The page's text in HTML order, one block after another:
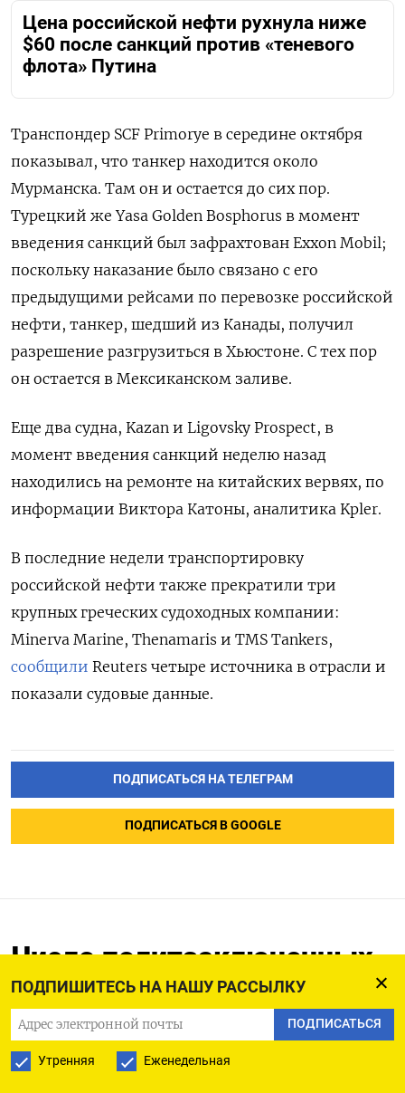
ПОДПИШИТЕСЬ НА НАШУ РАССЫЛКУ
ПОДПИСАТЬСЯ
Утренняя Еженедельная
Цена российской нефти рухнула ниже
$60 после санкций против «теневого
флота» Путина
Транспондер SCF Primorye в середине октября
показывал, что танкер находится около
Мурманска. Там он и остается до сих пор.
Турецкий же Yasa Golden Bosphorus в момент
введения санкций был зафрахтован Exxon Mobil;
поскольку наказание было связано с его
предыдущими рейсами по перевозке российской
нефти, танкер, шедший из Канады, получил
разрешение разгрузиться в Хьюстоне. С тех пор
он остается в Мексиканском заливе.
Еще два судна, Kazan и Ligovsky Prospect, в
момент введения санкций неделю назад
находились на ремонте на китайских вервях, по
информации Виктора Катоны, аналитика Kpler.
В последние недели транспортировку
российской нефти также прекратили три
крупных греческих судоходных компании:
Minerva Marine, Thenamaris и TMS Tankers,
сообщили Reuters четыре источника в отрасли и
показали судовые данные.
ПОДПИСАТЬСЯ НА ТЕЛЕГРАМ
ПОДПИСАТЬСЯ В GOOGLE
Число политзаключенных
в России превысило
показатели позднего СССР
23.11.2023